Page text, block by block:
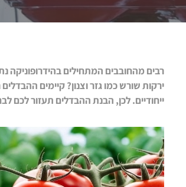
רבים מהחובבים המתחילים בהידרופוניקה
ירקות שורש כמו גזר וצנון? קיימים
ייחודיים. לכן, הבנת ההבדלים תעזור לכם